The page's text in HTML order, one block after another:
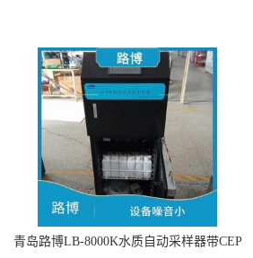
青岛路博LB-8000K水质自动采样器带CEP